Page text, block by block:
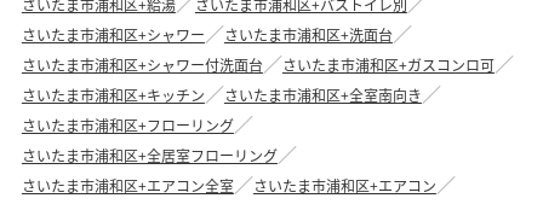
さいたま市浦和区+給湯
さいたま市浦和区+バストイレ別
さいたま市浦和区+シャワー
さいたま市浦和区+洗面台
さいたま市浦和区+シャワー付洗面台
さいたま市浦和区+ガスコンロ可
さいたま市浦和区+キッチン
さいたま市浦和区+全室南向き
さいたま市浦和区+フローリング
さいたま市浦和区+全居室フローリング
さいたま市浦和区+エアコン全室
さいたま市浦和区+エアコン